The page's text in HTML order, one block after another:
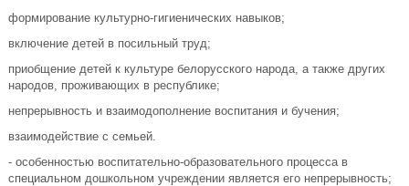
формирование культурно-гигиенических навыков;
включение детей в посильный труд;
приобщение детей к культуре белорусского народа, а также других
народов, проживающих в республике;
непрерывность и взаимодополнение воспитания и бучения;
взаимодействие с семьей.
- особенностью воспитательно-образовательного процесса в
специальном дошкольном учреждении является его непрерывность;